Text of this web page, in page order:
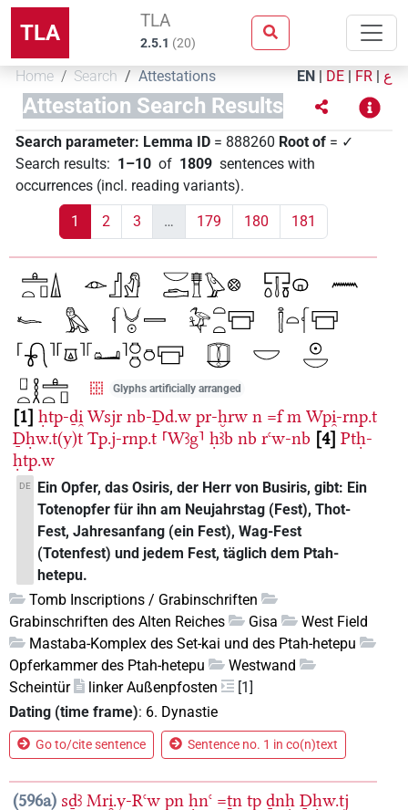
TLA TLA
2.5.1 (20)
Home Search Attestations EN | DE | FR | ع
Attestation Search Results
Search parameter: Lemma ID = 888260 Root of = ✓
Search results: 1–10 of 1809 sentences with
occurrences (incl. reading variants).
1 2 3 … 179 180 181
Glyphs artificially arranged
1 ḥtp-ḏi̯ Wsjr nb-Ḏd.w pr-ḫrw n =f m Wpi̯-rnp.t
Ḏḥw.t(y)t Tp.j-rnp.t ⸢Wꜣg⸣ ḥꜣb nb rꜥw-nb 4 Ptḥ-
ḥtp.w
DE
Ein Opfer, das Osiris, der Herr von Busiris, gibt: Ein
Totenopfer für ihn am Neujahrstag (Fest), Thot-
Fest, Jahresanfang (ein Fest), Wag-Fest
(Totenfest) und jedem Fest, täglich dem Ptah-
hetepu.
Tomb Inscriptions / Grabinschriften
Grabinschriften des Alten Reiches
Gisa
West Field
Mastaba-Komplex des Set-kai und des Ptah-hetepu
Opferkammer des Ptah-hetepu
Westwand
Scheintür
linker Außenpfosten
[1]
Dating (time frame): 6. Dynastie
Go to/cite sentence Sentence no. 1 in co(n)text
596a sḏꜣ Mri̯.y-Rꜥw pn ḥnꜥ =ṯn tp ḏnḥ Ḏḥw.tj